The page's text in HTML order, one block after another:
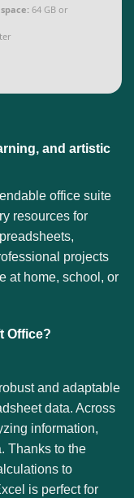
64 GB or
and artistic
office suite
resources for
projects
at home, school, or
Office?
and adaptable
data. Across
information,
Thanks to the
to
is perfect for